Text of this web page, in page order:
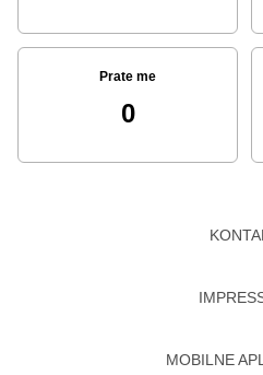
Prate me
0
MOBILNE